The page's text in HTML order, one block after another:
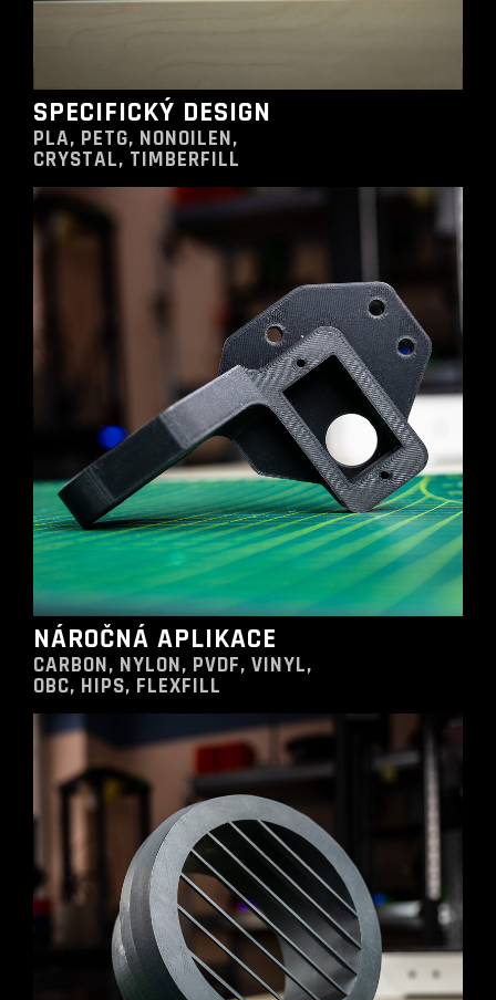
SPECIFICKÝ DESIGN
PLA, PETG, NONOILEN,
CRYSTAL, TIMBERFILL
NÁROČNÁ APLIKACE
CARBON, NYLON, PVDF, VINYL,
OBC, HIPS, FLEXFILL